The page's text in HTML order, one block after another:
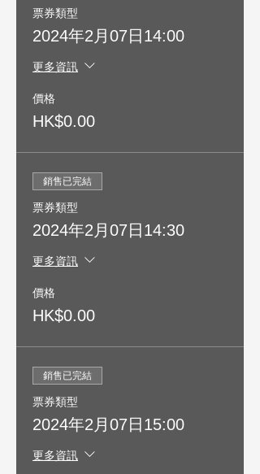
票券類型
2024年2月07日14:00
更多資訊
價格
HK$0.00
銷售已完結
票券類型
2024年2月07日14:30
更多資訊
價格
HK$0.00
銷售已完結
票券類型
2024年2月07日15:00
更多資訊